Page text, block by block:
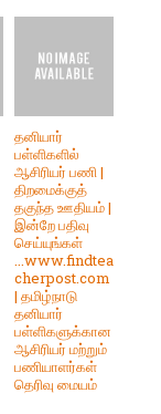
தனியார்
பள்ளிகளில்
ஆசிரியர் பணி |
திறமைக்குத்
தகுந்த ஊதியம் |
இன்றே பதிவு
செய்யுங்கள்
...www.findtea
cherpost.com
| தமிழ்நாடு
தனியார்
பள்ளிகளுக்கான
ஆசிரியர் மற்றும்
பணியாளர்கள்
தெரிவு மையம்